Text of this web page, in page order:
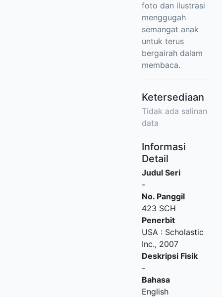
foto dan ilustrasi
menggugah
semangat anak
untuk terus
bergairah dalam
membaca.
Ketersediaan
Tidak ada salinan
data
Informasi
Detail
Judul Seri
-
No. Panggil
423 SCH
Penerbit
USA : Scholastic
Inc., 2007
Deskripsi Fisik
-
Bahasa
English